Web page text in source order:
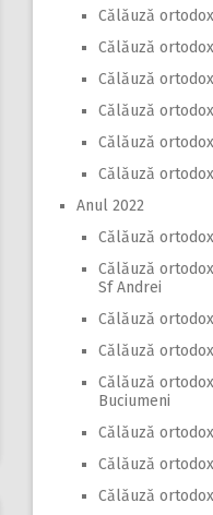
Călăuză
Călăuză
Călăuză
Călăuză
Călăuză
Călăuză
Anul 2022
Călăuză
Călăuză
Sf Andrei
Călăuză
Călăuză
Călăuză
Buciumeni
Călăuză
Călăuză
Călăuză